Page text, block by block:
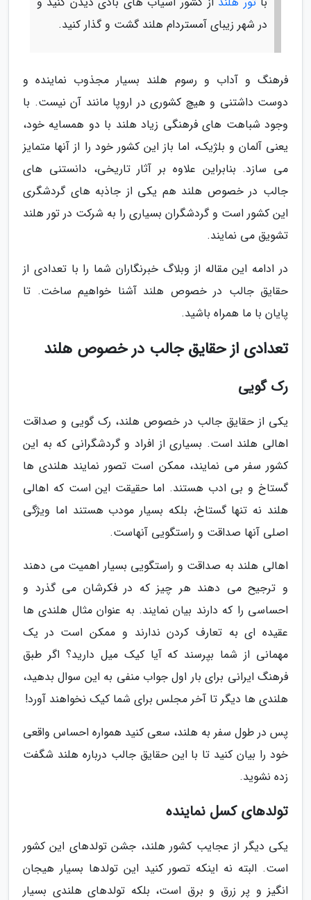
در شهر زیبای آمستردام هلند گشت و گذار کنید.
فرهنگ و آداب و رسوم هلند بسیار مجذوب نماینده و
دوست داشتنی و هیچ کشوری در اروپا مانند آن نیست. با
وجود شباهت های فرهنگی زیاد هلند با دو همسایه خود،
یعنی آلمان و بلژیک، اما باز این کشور خود را از آنها متمایز
می سازد. بنابراین علاوه بر آثار تاریخی، دانستنی های
جالب در خصوص هلند هم یکی از جاذبه های گردشگری
این کشور است و گردشگران بسیاری را به شرکت در تور هلند
تشویق می نمایند.
در ادامه این مقاله از وبلاگ خبرنگاران شما را با تعدادی از
حقایق جالب در خصوص هلند آشنا خواهیم ساخت. تا
پایان با ما همراه باشید.
تعدادی از حقایق جالب در خصوص هلند
رک گویی
یکی از حقایق جالب در خصوص هلند، رک گویی و صداقت
اهالی هلند است. بسیاری از افراد و گردشگرانی که به این
کشور سفر می نمایند، ممکن است تصور نمایند هلندی ها
گستاخ و بی ادب هستند. اما حقیقت این است که اهالی
هلند نه تنها گستاخ، بلکه بسیار مودب هستند اما ویژگی
اصلی آنها صداقت و راستگویی آنهاست.
اهالی هلند به صداقت و راستگویی بسیار اهمیت می دهند
و ترجیح می دهند هر چیز که در فکرشان می گذرد و
احساسی را که دارند بیان نمایند. به عنوان مثال هلندی ها
عقیده ای به تعارف کردن ندارند و ممکن است در یک
مهمانی از شما بپرسند که آیا کیک میل دارید؟ اگر طبق
فرهنگ ایرانی برای بار اول جواب منفی به این سوال بدهید،
هلندی ها دیگر تا آخر مجلس برای شما کیک نخواهند آورد!
پس در طول سفر به هلند، سعی کنید همواره احساس واقعی
خود را بیان کنید تا با این حقایق جالب درباره هلند شگفت
زده نشوید.
تولدهای کسل نماینده
یکی دیگر از عجایب کشور هلند، جشن تولدهای این کشور
است. البته نه اینکه تصور کنید این تولدها بسیار هیجان
انگیز و پر زرق و برق است، بلکه تولدهای هلندی بسیار